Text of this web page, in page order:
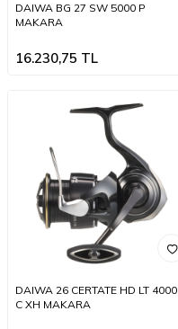
DAIWA BG 27 SW 5000 P
MAKARA
16.230,75 TL
DAIWA 26 CERTATE HD LT 4000
C XH MAKARA